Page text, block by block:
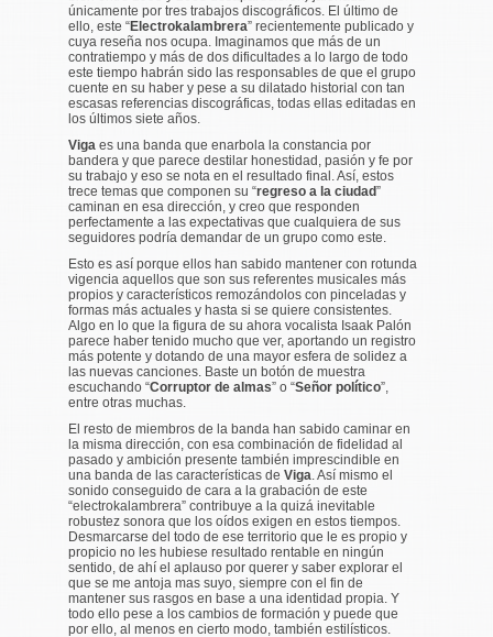
únicamente por tres trabajos discográficos. El último de
ello, este “Electrokalambrera” recientemente publicado y
cuya reseña nos ocupa. Imaginamos que más de un
contratiempo y más de dos dificultades a lo largo de todo
este tiempo habrán sido las responsables de que el grupo
cuente en su haber y pese a su dilatado historial con tan
escasas referencias discográficas, todas ellas editadas en
los últimos siete años.
Viga es una banda que enarbola la constancia por
bandera y que parece destilar honestidad, pasión y fe por
su trabajo y eso se nota en el resultado final. Así, estos
trece temas que componen su “regreso a la ciudad”
caminan en esa dirección, y creo que responden
perfectamente a las expectativas que cualquiera de sus
seguidores podría demandar de un grupo como este.
Esto es así porque ellos han sabido mantener con rotunda
vigencia aquellos que son sus referentes musicales más
propios y característicos remozándolos con pinceladas y
formas más actuales y hasta si se quiere consistentes.
Algo en lo que la figura de su ahora vocalista Isaak Palón
parece haber tenido mucho que ver, aportando un registro
más potente y dotando de una mayor esfera de solidez a
las nuevas canciones. Baste un botón de muestra
escuchando “Corruptor de almas” o “Señor político”,
entre otras muchas.
El resto de miembros de la banda han sabido caminar en
la misma dirección, con esa combinación de fidelidad al
pasado y ambición presente también imprescindible en
una banda de las características de Viga . Así mismo el
sonido conseguido de cara a la grabación de este
“electrokalambrera” contribuye a la quizá inevitable
robustez sonora que los oídos exigen en estos tiempos.
Desmarcarse del todo de ese territorio que le es propio y
propicio no les hubiese resultado rentable en ningún
sentido, de ahí el aplauso por querer y saber explorar el
que se me antoja mas suyo, siempre con el fin de
mantener sus rasgos en base a una identidad propia. Y
todo ello pese a los cambios de formación y puede que
por ello, al menos en cierto modo, también estilísticos.